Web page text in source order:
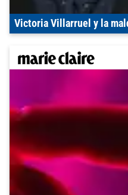
Victoria Villarruel y la